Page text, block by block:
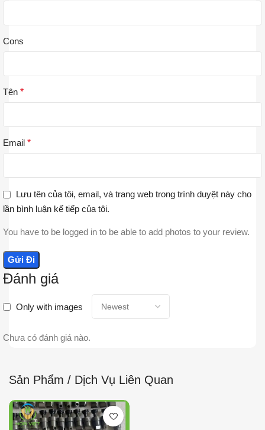
Đánh giá
Only with images
Chưa có đánh giá nào.
Cons
Tên *
Email *
Lưu tên của tôi, email, và trang web trong trình duyệt này cho
lần bình luận kế tiếp của tôi.
You have to be logged in to be able to add photos to your review.
Sản Phẩm / Dịch Vụ Liên Quan